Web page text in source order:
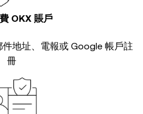
OKX 賬戶
地址、電報或 Google 帳戶註
冊